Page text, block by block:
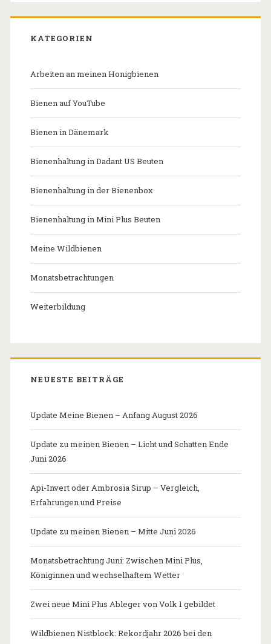
KATEGORIEN
Arbeiten an meinen Honigbienen
Bienen auf YouTube
Bienen in Dänemark
Bienenhaltung in Dadant US Beuten
Bienenhaltung in der Bienenbox
Bienenhaltung in Mini Plus Beuten
Meine Wildbienen
Monatsbetrachtungen
Weiterbildung
NEUESTE BEITRÄGE
Update Meine Bienen – Anfang August 2026
Update zu meinen Bienen – Licht und Schatten Ende
Juni 2026
Api-Invert oder Ambrosia Sirup – Vergleich,
Erfahrungen und Preise
Update zu meinen Bienen – Mitte Juni 2026
Monatsbetrachtung Juni: Zwischen Mini Plus,
Königinnen und wechselhaftem Wetter
Zwei neue Mini Plus Ableger von Volk 1 gebildet
Wildbienen Nistblock: Rekordjahr 2026 bei den